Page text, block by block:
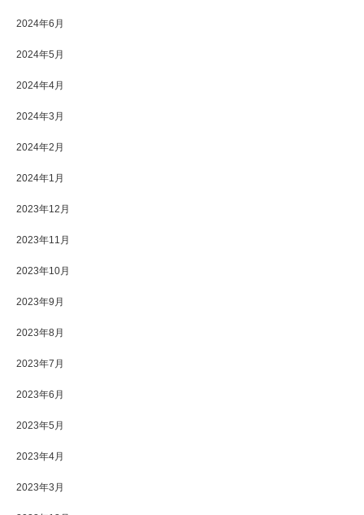
2024年6月
2024年5月
2024年4月
2024年3月
2024年2月
2024年1月
2023年12月
2023年11月
2023年10月
2023年9月
2023年8月
2023年7月
2023年6月
2023年5月
2023年4月
2023年3月